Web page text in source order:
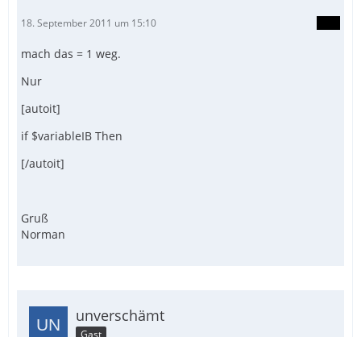
18. September 2011 um 15:10
mach das = 1 weg.
Nur
[autoit]
if $variableIB Then
[/autoit]
Gruß
Norman
unverschämt
Gast